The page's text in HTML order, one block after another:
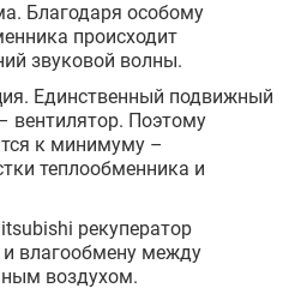
Благодаря особому
происходит
звуковой волны.
Единственный подвижный
вентилятор. Поэтому
к минимуму –
теплообменника и
рекуператор
и влагообмену между
воздухом.